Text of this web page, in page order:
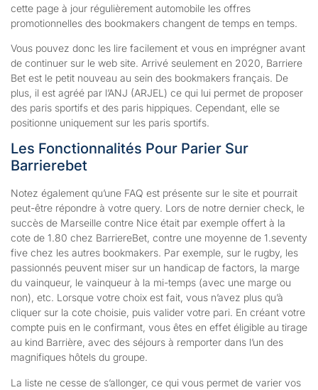
cette page à jour régulièrement automobile les offres
promotionnelles des bookmakers changent de temps en temps.
Vous pouvez donc les lire facilement et vous en imprégner avant
de continuer sur le web site. Arrivé seulement en 2020, Barriere
Bet est le petit nouveau au sein des bookmakers français. De
plus, il est agréé par l’ANJ (ARJEL) ce qui lui permet de proposer
des paris sportifs et des paris hippiques. Cependant, elle se
positionne uniquement sur les paris sportifs.
Les Fonctionnalités Pour Parier Sur
Barrierebet
Notez également qu’une FAQ est présente sur le site et pourrait
peut-être répondre à votre query. Lors de notre dernier check, le
succès de Marseille contre Nice était par exemple offert à la
cote de 1.80 chez BarriereBet, contre une moyenne de 1.seventy
five chez les autres bookmakers. Par exemple, sur le rugby, les
passionnés peuvent miser sur un handicap de factors, la marge
du vainqueur, le vainqueur à la mi-temps (avec une marge ou
non), etc. Lorsque votre choix est fait, vous n’avez plus qu’à
cliquer sur la cote choisie, puis valider votre pari. En créant votre
compte puis en le confirmant, vous êtes en effet éligible au tirage
au kind Barrière, avec des séjours à remporter dans l’un des
magnifiques hôtels du groupe.
La liste ne cesse de s’allonger, ce qui vous permet de varier vos